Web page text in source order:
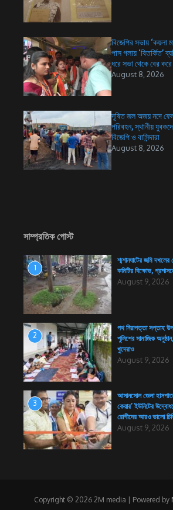
বিজেপির সভায় ‘কয়লা
পাস গলায় ‘বিতর্কিত’
ধরে সভা থেকে বের
August 8, 2026
দূষিত জল অজয় নদে
পরিবহন, স্থানীয়
বিজেপি ও বাসিন্দারা
August 8, 2026
সাম্প্রতিক পোস্ট
1
শ্মশানঘাটের জমি
কমিটির বিক্ষোভ,
August 9, 2026
2
পথ নিরাপত্তা সপ্তাহ
পুলিশের সামাজিক
খুদেরাও
August 9, 2026
3
আসানসোল জেলা
কেয়ার’ ইউনিটের
রোগীদের আরও ভালো
August 9, 2026
Copyright © 2026 2M media | Powered by